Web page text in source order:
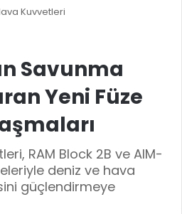
Kuvvetleri
Savunma
Yeni Füze
RAM Block 2B ve AIM-
deniz ve hava
güçlendirmeye